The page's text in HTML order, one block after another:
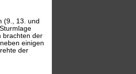
(9., 13. und
brachten der
einigen
der